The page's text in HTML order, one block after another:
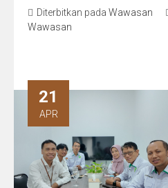
Diterbitkan pada Wawasan
Wawasan
21
APR